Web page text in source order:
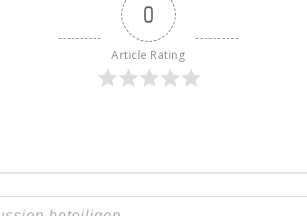
0
Article Rating